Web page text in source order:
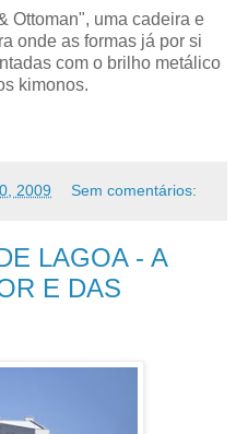
Ottoman", uma cadeira e
onde as formas já por si
com o brilho metálico
kimonos.
2009 Sem comentários:
LAGOA - A
E DAS